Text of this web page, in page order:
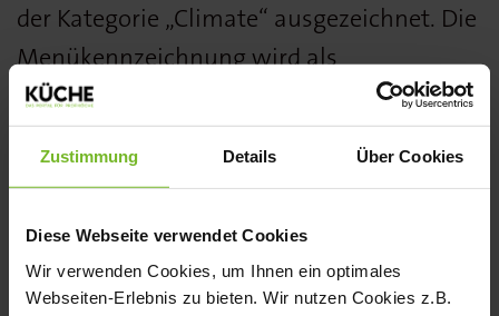
Zustimmung Details Über Cookies
Diese Webseite verwendet Cookies
Wir verwenden Cookies, um Ihnen ein optimales
Webseiten-Erlebnis zu bieten. Wir nutzen Cookies z.B.
der Kategorie „Climate“ ausgezeichnet. Die
Menükennzeichnung wird als
Informations- und Orientierungstool
eingesetzt, das Patienten helfen soll, ihre
Essensauswahl an persönliche Bedürfnisse
Die Sterneküche ist Teil eines
ganzheitlichen Ansatzes für moderne